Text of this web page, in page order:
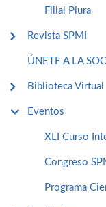
Filial Piura
Revista SPMI
ÚNETE A LA
Biblioteca Virtual
Eventos
XLI Curso
Congreso
Programa